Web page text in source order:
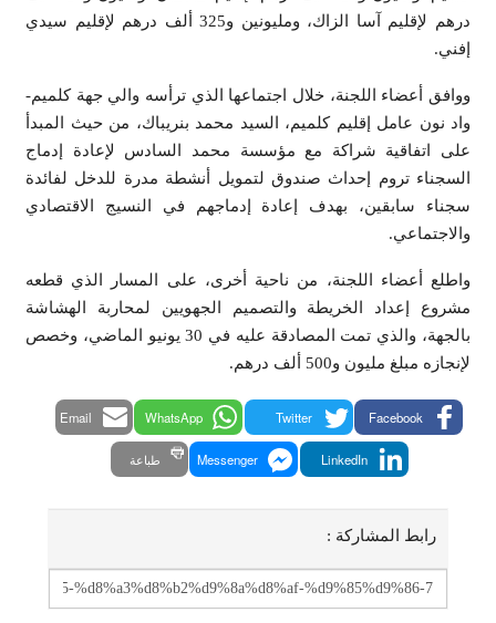
درهم لإقليم آسا الزاك، ومليونين و325 ألف درهم لإقليم سيدي
إفني.
ووافق أعضاء اللجنة، خلال اجتماعها الذي ترأسه والي جهة كلميم-
واد نون عامل إقليم كلميم، السيد محمد بنريباك، من حيث المبدأ
على اتفاقية شراكة مع مؤسسة محمد السادس لإعادة إدماج
السجناء تروم إحداث صندوق لتمويل أنشطة مدرة للدخل لفائدة
سجناء سابقين، بهدف إعادة إدماجهم في النسيج الاقتصادي
والاجتماعي.
واطلع أعضاء اللجنة، من ناحية أخرى، على المسار الذي قطعه
مشروع إعداد الخريطة والتصميم الجهويين لمحاربة الهشاشة
بالجهة، والذي تمت المصادقة عليه في 30 يونيو الماضي، وخصص
لإنجازه مبلغ مليون و500 ألف درهم.
Facebook
Twitter
WhatsApp
Email
LinkedIn
Messenger طباعة
رابط المشاركة :